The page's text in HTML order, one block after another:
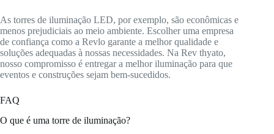
As torres de iluminação LED, por exemplo, são econômicas e
menos prejudiciais ao meio ambiente. Escolher uma empresa
de confiança como a Revlo garante a melhor qualidade e
soluções adequadas à nossas necessidades. Na Rev thyato,
nosso compromisso é entregar a melhor iluminação para que
eventos e construções sejam bem-sucedidos.
FAQ
O que é uma torre de iluminação?